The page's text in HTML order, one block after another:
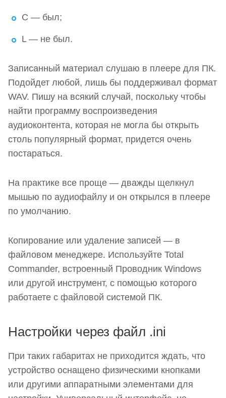
C — был;
L — не был.
Записанный материал слушаю в плеере для ПК.
Подойдет любой, лишь бы поддерживал формат
WAV. Пишу на всякий случай, поскольку чтобы
найти программу воспроизведения
аудиоконтента, которая не могла бы открыть
столь популярный формат, придется очень
постараться.
На практике все проще — дважды щелкнул
мышью по аудиофайлу и он открылся в плеере
по умолчанию.
Копирование или удаление записей — в
файловом менеджере. Используйте Total
Commander, встроенный Проводник Windows
или другой инструмент, с помощью которого
работаете с файловой системой ПК.
Настройки через файл .ini
При таких габаритах не приходится ждать, что
устройство оснащено физическими кнопками
или другими аппаратными элементами для